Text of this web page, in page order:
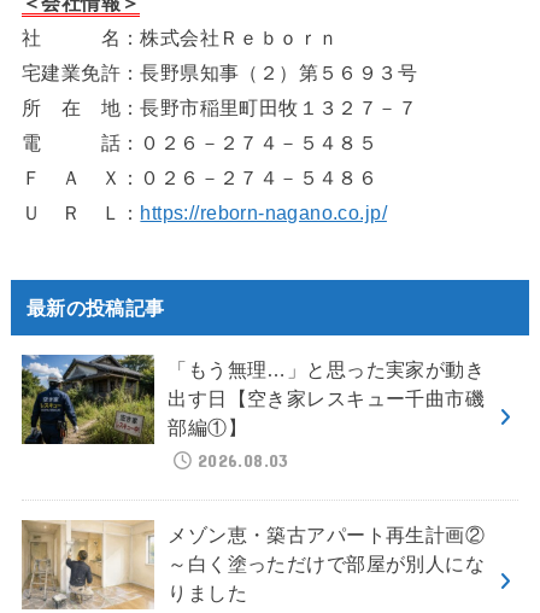
社 名：株式会社Ｒｅｂｏｒｎ
宅建業免許：長野県知事（２）第５６９３号
所 在 地：長野市稲里町田牧１３２７－７
電 話：０２６－２７４－５４８５
Ｆ Ａ Ｘ：０２６－２７４－５４８６
Ｕ Ｒ Ｌ： https://reborn-nagano.co.jp/
最新の投稿記事
「もう無理…」と思った実家が動き
出す日【空き家レスキュー千曲市磯
部編①】
2026.08.03
メゾン恵・築古アパート再生計画②
～白く塗っただけで部屋が別人にな
りました